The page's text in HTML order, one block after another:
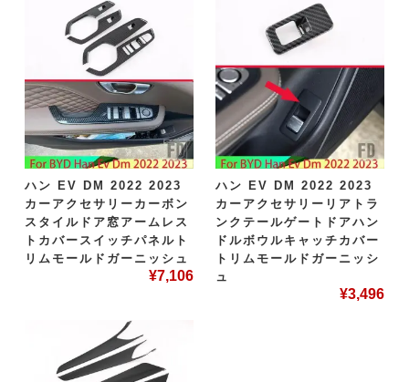
ハン EV DM 2022 2023
カーアクセサリーカーボン
スタイルドア窓アームレス
トカバースイッチパネルト
リムモールドガーニッシュ
¥7,106
ハン EV DM 2022 2023
カーアクセサリーリアトラ
ンクテールゲートドアハン
ドルボウルキャッチカバー
トリムモールドガーニッシ
ュ
¥3,496